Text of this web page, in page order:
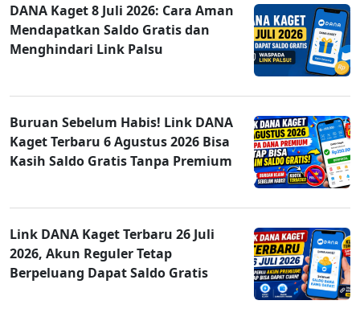
DANA Kaget 8 Juli 2026: Cara Aman
Mendapatkan Saldo Gratis dan
Menghindari Link Palsu
Buruan Sebelum Habis! Link DANA
Kaget Terbaru 6 Agustus 2026 Bisa
Kasih Saldo Gratis Tanpa Premium
Link DANA Kaget Terbaru 26 Juli
2026, Akun Reguler Tetap
Berpeluang Dapat Saldo Gratis